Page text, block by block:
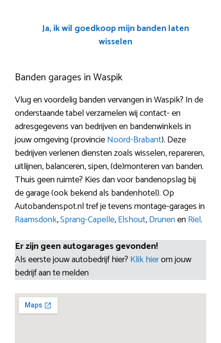
Ja, ik wil goedkoop mijn banden laten
wisselen
Banden garages in Waspik
Vlug en voordelig banden vervangen in Waspik? In de
onderstaande tabel verzamelen wij contact- en
adresgegevens van bedrijven en bandenwinkels in
jouw omgeving (provincieNoord-Brabant). Deze
bedrijven verlenen diensten zoals wisselen, repareren,
uitlijnen, balanceren, sipen, (de)monteren van banden.
Thuis geen ruimte? Kies dan voor bandenopslag bij
de garage (ook bekend als bandenhotel). Op
Autobandenspot.nl tref je tevens montage-garages in
Raamsdonk,Sprang-Capelle,Elshout,DrunenenRiel.
Er zijn geen autogarages gevonden!
Als eerste jouw autobedrijf hier? Klik hierom jouw
bedrijf aan te melden